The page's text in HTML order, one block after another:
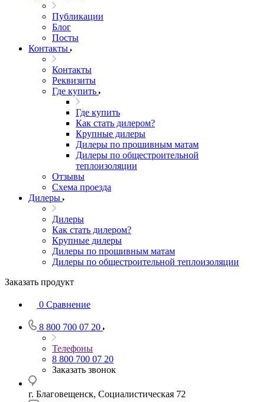
Публикации
Блог
Посты
Контакты
Контакты
Реквизиты
Где купить
Где купить
Как стать дилером?
Крупные дилеры
Дилеры по прошивным матам
Дилеры по общестроительной
теплоизоляции
Отзывы
Схема проезда
Дилеры
Дилеры
Как стать дилером?
Крупные дилеры
Дилеры по прошивным матам
Дилеры по общестроительной теплоизоляции
Заказать продукт
0 Сравнение
8 800 700 07 20
Телефоны
8 800 700 07 20
Заказать звонок
г. Благовещенск, Социалистическая 72